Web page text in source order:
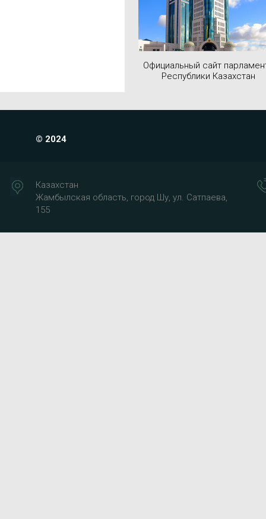
Официальный сайт
Республики Казахстан
© 2024
Казахстан
Жамбылская область, город Шу, ул. Сатпаева,
155